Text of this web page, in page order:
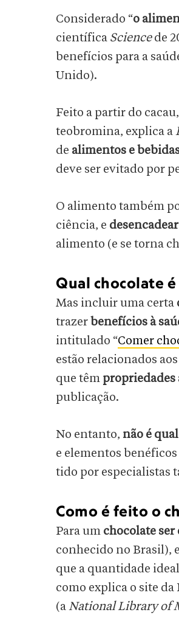
Considerado “o
científica Sciencede
benefícios para a
Unido).
Feito a partir do
teobromina, explica a
de alimentos e
deve ser evitado por
O alimento também
ciência, e
alimento (e se torna
Qual chocolate
Mas incluir uma certa
trazer benefícios à
intitulado “Comer
estão relacionados aos
que têm
publicação.
No entanto, não é
e elementos
tido por especialistas
Como é feito o
Para um chocolate
conhecido no Brasil),
que a quantidade
como explica o site
(aNational Library of